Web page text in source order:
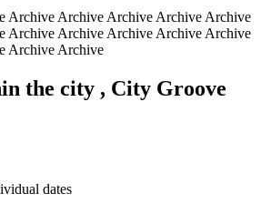
Archive Archive Archive Archive Archive
Archive Archive Archive Archive Archive
Archive Archive
the city , City Groove
dates